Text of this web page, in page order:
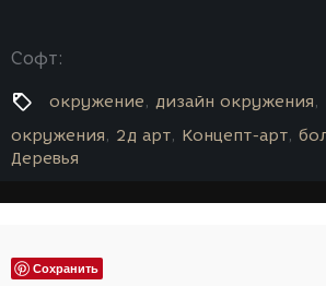
Софт:
окружение дизайн окружения
окружения
2д арт Концепт-арт
Деревья
Сохранить